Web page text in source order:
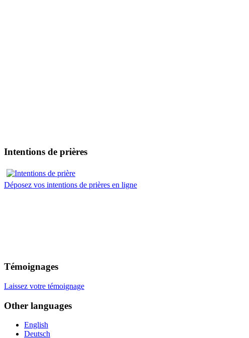
Intentions de prières
Déposez vos intentions de prières en ligne
Témoignages
Laissez votre témoignage
Other languages
English
Deutsch